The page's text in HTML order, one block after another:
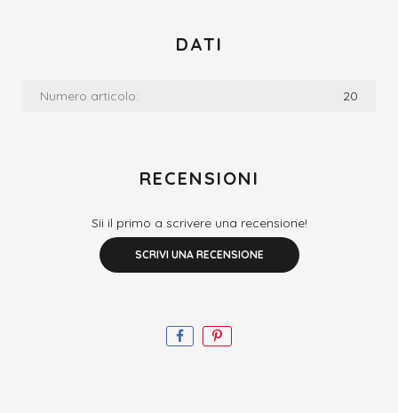
DATI
Numero articolo: 20
RECENSIONI
Sii il primo a scrivere una recensione!
SCRIVI UNA RECENSIONE